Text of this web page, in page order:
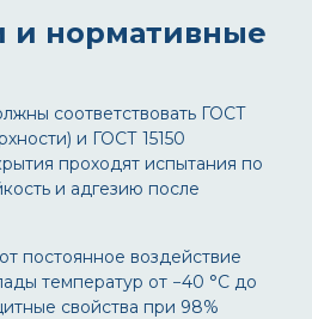
и нормативные
соответствовать ГОСТ
и ГОСТ 15150
проходят испытания по
и адгезию после
постоянное воздействие
температур от −40 °C до
свойства при 98%